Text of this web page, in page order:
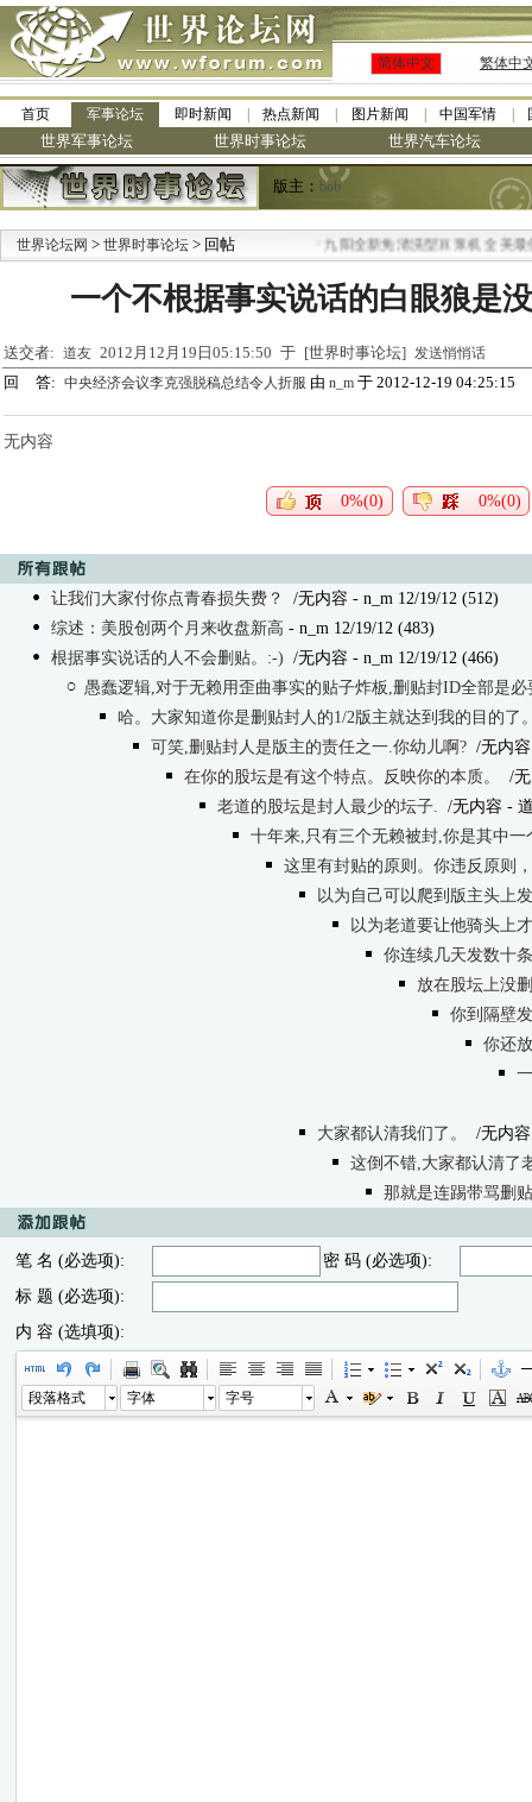
简体中文 繁体中
首页 军事论坛 即时新闻 热点新闻 图片新闻 中国军情
世界军事论坛 世界时事论坛 世界汽车论坛
版主： bob
世界论坛网 > 世界时事论坛 > 回帖 九阳全新免清洗型豆浆机 全美最低
一个不根据事实说话的白眼狼是
送交者: 道友 2012月12月19日05:15:50 于 [世界时事论坛] 发送悄悄话
回 答: 中央经济会议李克强脱稿总结令人折服 由 n_m 于 2012-12-19 04:25:15
无内容
0%(0) 0%(0)
让我们大家付你点青春损失费？
/无内容 - n_m 12/19/12 (512)
综述：美股创两个月来收盘新高 - n_m 12/19/12 (483)
根据事实说话的人不会删贴。:-) /无内容 - n_m 12/19/12 (466)
愚蠢逻辑,对于无赖用歪曲事实的贴子炸板,删贴封ID全部是必
哈。大家知道你是删贴封人的1/2版主就达到我的目的了
可笑,删贴封人是版主的责任之一.你幼儿啊? /无内容
在你的股坛是有这个特点。反映你的本质。
/
老道的股坛是封人最少的坛子. /无内容 -
十年来,只有三个无赖被封,你是其中一
这里有封贴的原则。你违反原则
以为自己可以爬到版主头上发
以为老道要让他骑头上
你连续几天发数十条歪
放在股坛上没
你到隔壁发贴攻
你还
一
大家都认清我们了。 /无内容
这倒不错,大家都认清了
那就是连踢带骂删
笔 名 (必选项):
密 码 (必选项):
标 题 (必选项):
内 容 (选填项):
段落格式 字体 字号